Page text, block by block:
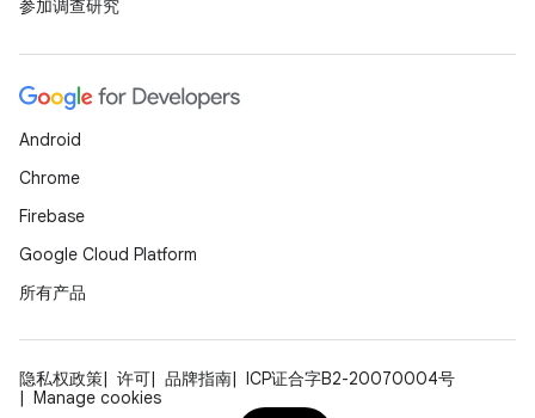
参加调查研究
Android
Chrome
Firebase
Google Cloud Platform
所有产品
隐私权政策 许可 品牌指南
ICP证合字B2-20070004号
Manage cookies